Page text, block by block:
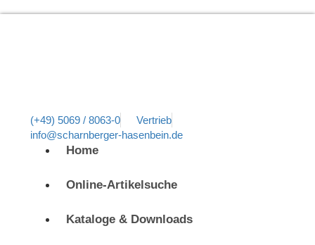
(+49) 5069 / 8063-0
Vertrieb
info@scharnberger-hasenbein.de
Home
Online-Artikelsuche
Kataloge & Downloads